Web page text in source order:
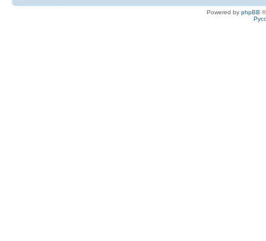
Powered by phpBB